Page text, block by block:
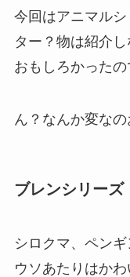
今回はアニマル
ター？物は紹介
おもしろかったの
ん？なんか変なの
ブレンシリーズ
シロクマ、ペン
ウソあたりはか